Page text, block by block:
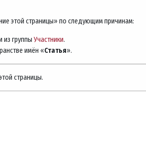
этой страницы» по следующим причинам:
из группы Участники.
имён «Статья».
страницы.